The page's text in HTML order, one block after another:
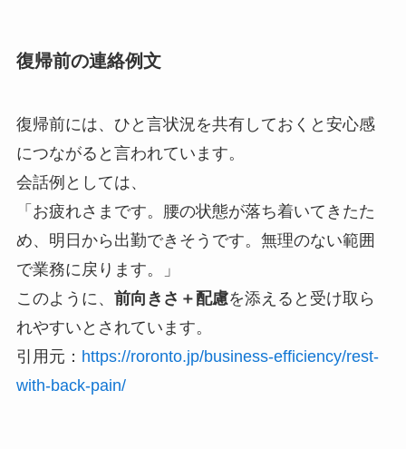
復帰前の連絡例文
復帰前には、ひと言状況を共有しておくと安心感
につながると言われています。
会話例としては、
「お疲れさまです。腰の状態が落ち着いてきたた
め、明日から出勤できそうです。無理のない範囲
で業務に戻ります。」
このように、 前向きさ＋配慮を添えると受け取ら
れやすいとされています。
引用元： https://roronto.jp/business-efficiency/rest-
with-back-pain/